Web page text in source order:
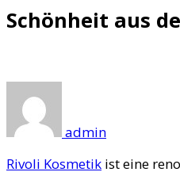
Schönheit aus
admin
Rivoli Kosmetik ist eine